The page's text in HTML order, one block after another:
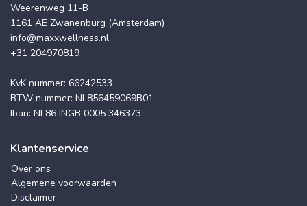
Weerenweg 11-B
1161 AE Zwanenburg (Amsterdam)
info@maxxwellness.nl
+31 204970819
KvK nummer: 66242533
BTW nummer: NL856459069B01
Iban: NL86 INGB 0005 346373
Klantenservice
Over ons
Algemene voorwaarden
Disclaimer